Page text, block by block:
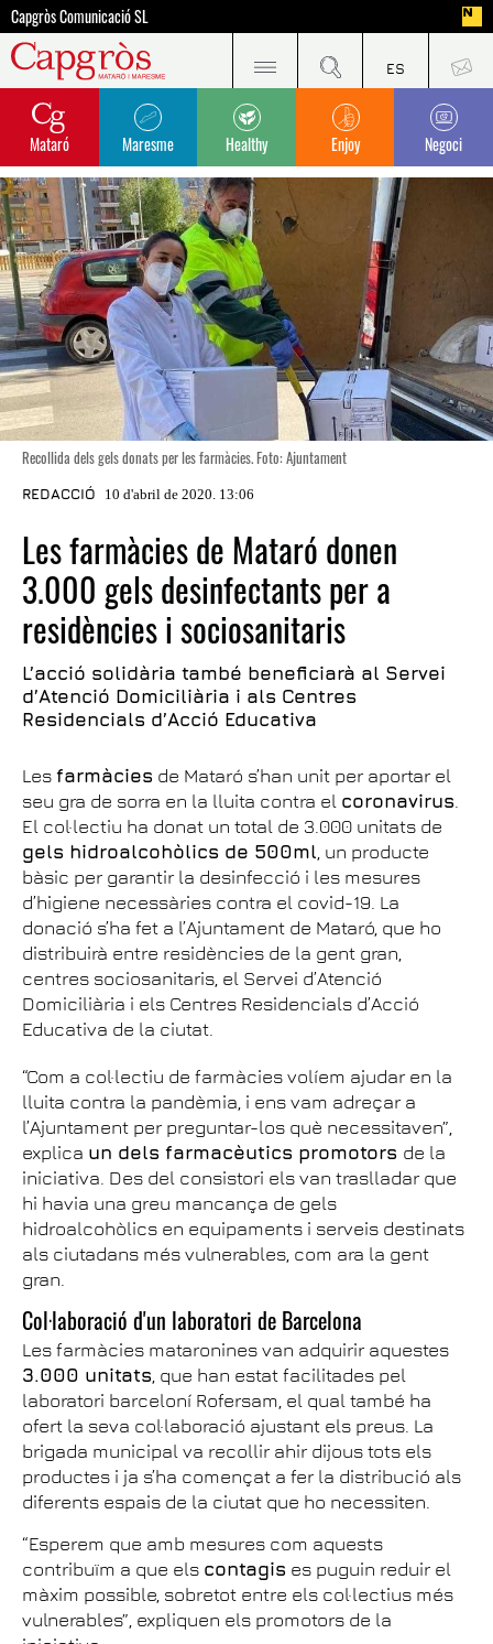
Capgròs Comunicació SL
Mataró Maresme Healthy Enjoy Negoci
Recollida dels gels donats per les farmàcies. Foto: Ajuntament
REDACCIÓ 10 d'abril de 2020. 13:06
Les farmàcies de Mataró donen
3.000 gels desinfectants per a
residències i sociosanitaris
L’acció solidària també beneficiarà al Servei
d’Atenció Domiciliària i als Centres
Residencials d’Acció Educativa
Les farmàcies de Mataró s’han unit per aportar el
seu gra de sorra en la lluita contra el coronavirus.
El col·lectiu ha donat un total de 3.000 unitats de
gels hidroalcohòlics de 500ml, un producte
bàsic per garantir la desinfecció i les mesures
d’higiene necessàries contra el covid-19. La
donació s’ha fet a l’Ajuntament de Mataró, que ho
distribuirà entre residències de la gent gran,
centres sociosanitaris, el Servei d’Atenció
Domiciliària i els Centres Residencials d’Acció
Educativa de la ciutat.
“Com a col·lectiu de farmàcies volíem ajudar en la
lluita contra la pandèmia, i ens vam adreçar a
l’Ajuntament per preguntar-los què necessitaven”,
explica un dels farmacèutics promotors de la
iniciativa. Des del consistori els van traslladar que
hi havia una greu mancança de gels
hidroalcohòlics en equipaments i serveis destinats
als ciutadans més vulnerables, com ara la gent
gran.
Col·laboració d'un laboratori de Barcelona
Les farmàcies mataronines van adquirir aquestes
3.000 unitats, que han estat facilitades pel
laboratori barceloní Rofersam, el qual també ha
ofert la seva col·laboració ajustant els preus. La
brigada municipal va recollir ahir dijous tots els
productes i ja s’ha començat a fer la distribució als
diferents espais de la ciutat que ho necessiten.
“Esperem que amb mesures com aquests
contribuïm a que els contagis es puguin reduir el
màxim possible, sobretot entre els col·lectius més
vulnerables”, expliquen els promotors de la